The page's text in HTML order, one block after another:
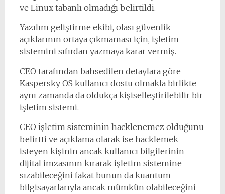
ve Linux tabanlı olmadığı belirtildi.
Yazılım geliştirme ekibi, olası güvenlik
açıklarının ortaya çıkmaması için, işletim
sistemini sıfırdan yazmaya karar vermiş.
CEO tarafından bahsedilen detaylara göre
Kaspersky OS kullanıcı dostu olmakla birlikte
aynı zamanda da oldukça kişiselleştirilebilir bir
işletim sistemi.
CEO işletim sisteminin hacklenemez olduğunu
belirtti ve açıklama olarak ise hacklemek
isteyen kişinin ancak kullanıcı bilgilerinin
dijital imzasının kırarak işletim sistemine
sızabileceğini fakat bunun da kuantum
bilgisayarlarıyla ancak mümkün olabileceğini